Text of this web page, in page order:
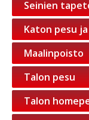
Seinien
Katon pesu
Maalinpoisto
Talon pesu
Talon